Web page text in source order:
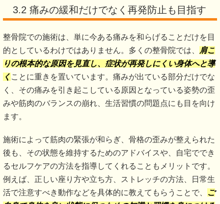
3.2 痛みの緩和だけでなく再発防止も目指す
整骨院での施術は、単に今ある痛みを和らげることだけを目
的としているわけではありません。多くの整骨院では、 肩こ
りの根本的な原因を見直し、症状が再発しにくい身体へと導
く ことに重きを置いています。痛みが出ている部分だけでな
く、その痛みを引き起こしている原因となっている姿勢の歪
みや筋肉のバランスの崩れ、生活習慣の問題点にも目を向け
ます。
施術によって筋肉の緊張が和らぎ、骨格の歪みが整えられた
後も、その状態を維持するためのアドバイスや、自宅ででき
るセルフケアの方法を指導してくれることもメリットです。
例えば、正しい座り方や立ち方、ストレッチの方法、日常生
活で注意すべき動作などを具体的に教えてもらうことで、
ご